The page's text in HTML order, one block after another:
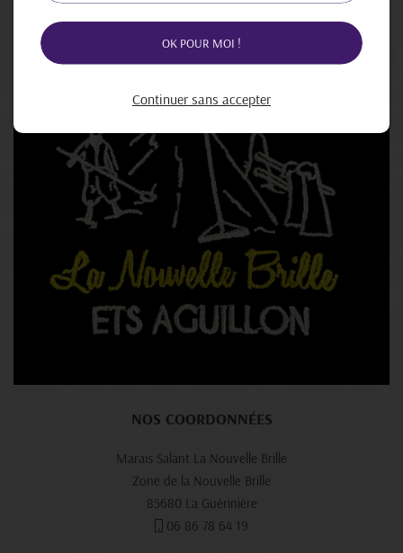
NOS COORDONNÉES
Marais Salant La Nouvelle Brille
Zone de la Nouvelle Brille
85680 La Guérinière
06 86 78 64 19
OK POUR MOI !
Continuer sans accepter